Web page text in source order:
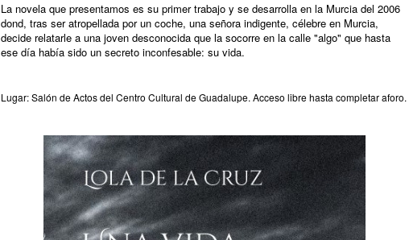
La novela que presentamos es su primer trabajo y se desarrolla en la Murcia del 2006
dond, tras ser atropellada por un coche, una señora indigente, célebre en Murcia,
decide relatarle a una joven desconocida que la socorre en la calle "algo" que hasta
ese día había sido un secreto inconfesable: su vida.
Lugar: Salón de Actos del Centro Cultural de Guadalupe. Acceso libre hasta completar aforo.